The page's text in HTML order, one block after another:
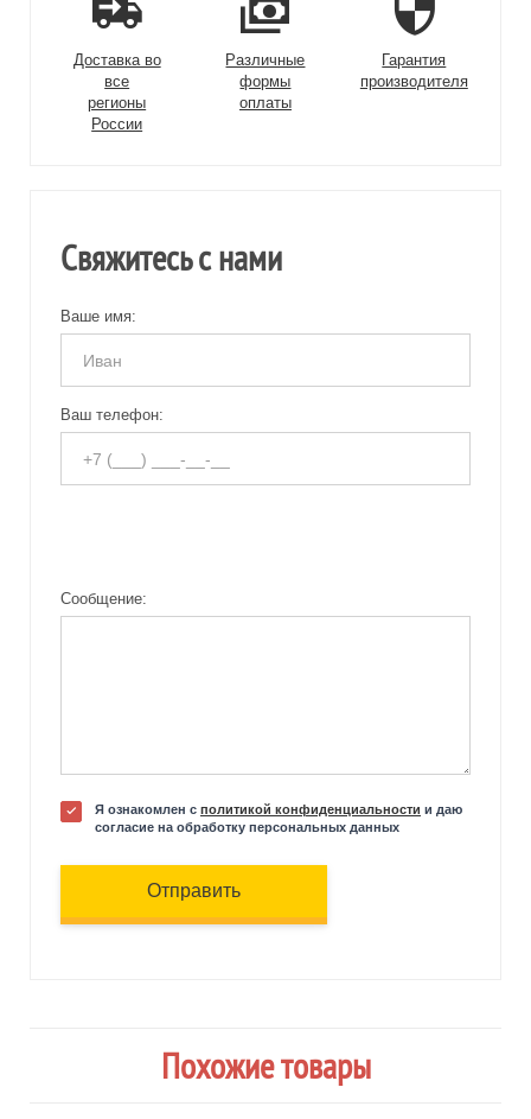
Доставка во
все
регионы
России
Различные
формы
оплаты
Гарантия
производителя
Свяжитесь с нами
Ваше имя:
Ваш телефон:
Сообщение:
Я ознакомлен с политикой конфиденциальности и даю
согласие на обработку персональных данных
Отправить
Похожие товары